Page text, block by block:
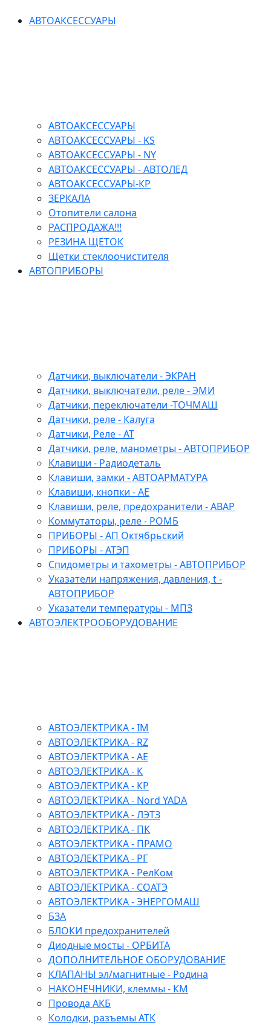
АВТОАКСЕССУАРЫ
АВТОАКСЕССУАРЫ
АВТОАКСЕССУАРЫ - KS
АВТОАКСЕССУАРЫ - NY
АВТОАКСЕССУАРЫ - АВТОЛЕД
АВТОАКСЕССУАРЫ-КР
ЗЕРКАЛА
Отопители салона
РАСПРОДАЖА!!!
РЕЗИНА ЩЕТОК
Щетки стеклоочистителя
АВТОПРИБОРЫ
Датчики, выключатели - ЭКРАН
Датчики, выключатели, реле - ЭМИ
Датчики, переключатели -ТОЧМАШ
Датчики, реле - Калуга
Датчики, Реле - АТ
Датчики, реле, манометры - АВТОПРИБОР
Клавиши - Радиодеталь
Клавиши, замки - АВТОАРМАТУРА
Клавиши, кнопки - АЕ
Клавиши, реле, предохранители - АВАР
Коммутаторы, реле - РОМБ
ПРИБОРЫ - АП Октябрьский
ПРИБОРЫ - АТЭП
Спидометры и тахометры - АВТОПРИБОР
Указатели напряжения, давления, t -
АВТОПРИБОР
Указатели температуры - МПЗ
АВТОЭЛЕКТРООБОРУДОВАНИЕ
АВТОЭЛЕКТРИКА - IM
АВТОЭЛЕКТРИКА - RZ
АВТОЭЛЕКТРИКА - АЕ
АВТОЭЛЕКТРИКА - К
АВТОЭЛЕКТРИКА - КР
АВТОЭЛЕКТРИКА - Nord YADA
АВТОЭЛЕКТРИКА - ЛЭТЗ
АВТОЭЛЕКТРИКА - ПК
АВТОЭЛЕКТРИКА - ПРАМО
АВТОЭЛЕКТРИКА - РГ
АВТОЭЛЕКТРИКА - РелКом
АВТОЭЛЕКТРИКА - СОАТЭ
АВТОЭЛЕКТРИКА - ЭНЕРГОМАШ
БЗА
БЛОКИ предохранителей
Диодные мосты - ОРБИТА
ДОПОЛНИТЕЛЬНОЕ ОБОРУДОВАНИЕ
КЛАПАНЫ эл/магнитные - Родина
НАКОНЕЧНИКИ, клеммы - КМ
Провода АКБ
Колодки, разъемы АТК